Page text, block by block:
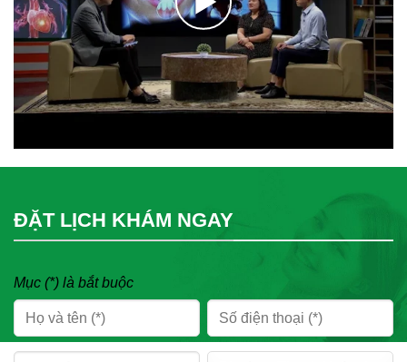
ĐẶT LỊCH KHÁM NGAY
Mục (*) là bắt buộc